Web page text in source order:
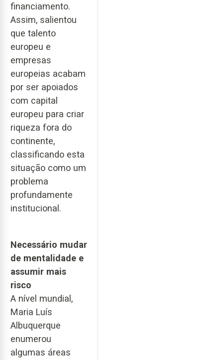
financiamento.
Assim, salientou
que talento
europeu e
empresas
europeias acabam
por ser apoiados
com capital
europeu para criar
riqueza fora do
continente,
classificando esta
situação como um
problema
profundamente
institucional.
Necessário mudar
de mentalidade e
assumir mais
risco
A nível mundial,
Maria Luís
Albuquerque
enumerou
algumas áreas